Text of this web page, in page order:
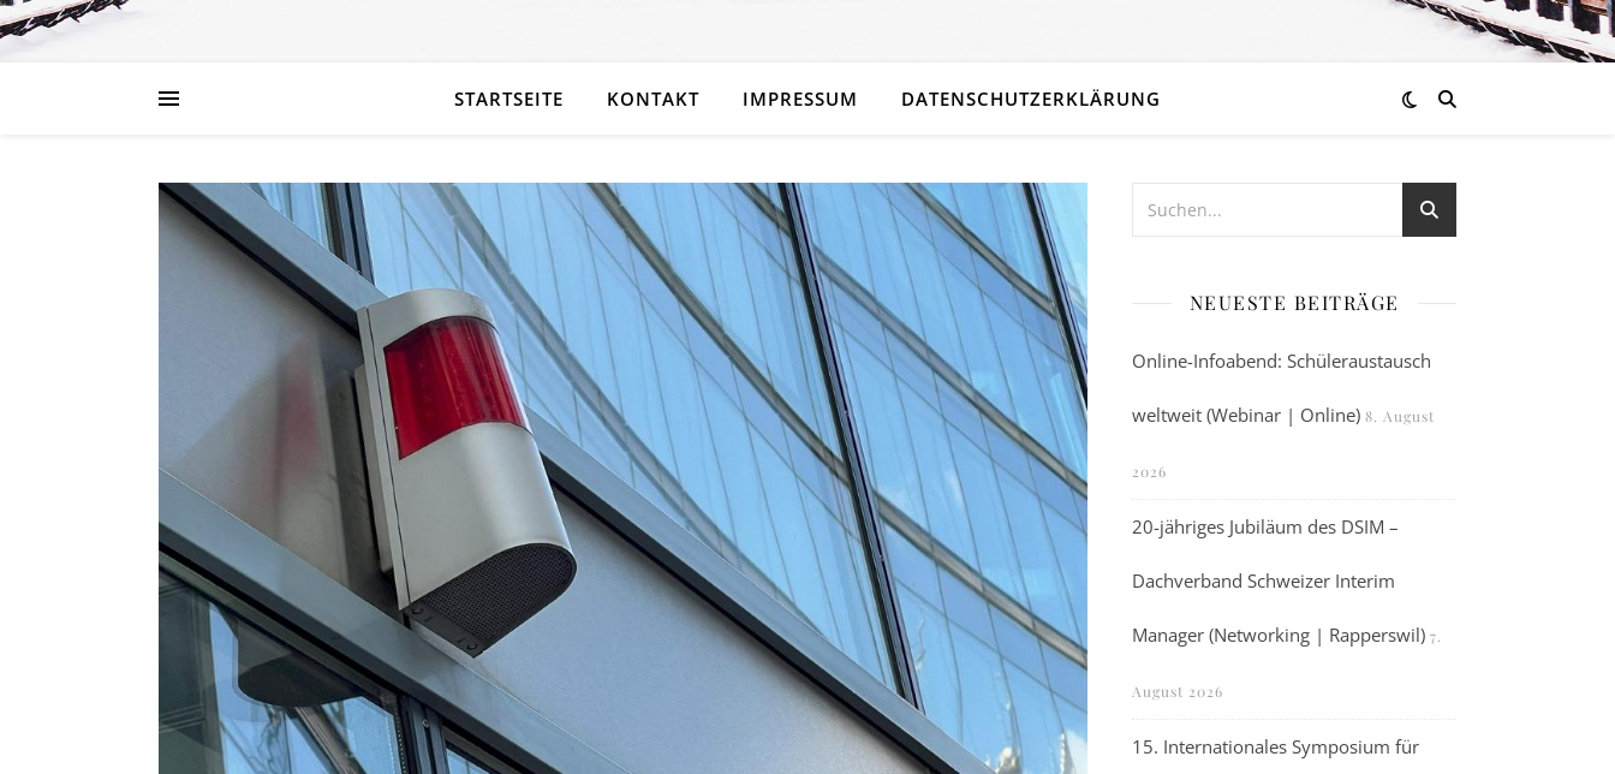
STARTSEITE KONTAKT IMPRESSUM DATENSCHUTZERKLÄRUNG
NEUESTE BEITRÄGE
Online-Infoabend: Schüleraustausch
weltweit (Webinar | Online) 8. August
2026
20-jähriges Jubiläum des DSIM –
Dachverband Schweizer Interim
Manager (Networking | Rapperswil) 7.
August 2026
15. Internationales Symposium für